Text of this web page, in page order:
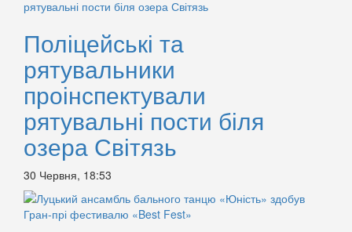
Поліцейські та
рятувальники
проінспектували
рятувальні пости біля
озера Світязь
30 Червня, 18:53